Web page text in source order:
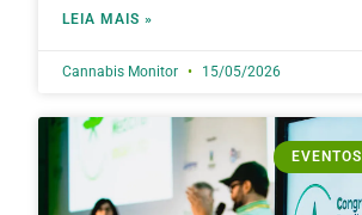
LEIA MAIS »
Cannabis Monitor 15/05/2026
EVENTOS